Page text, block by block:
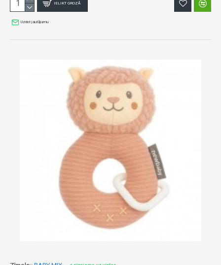
IELIKT GROZĀ
Uzdot jautājumu